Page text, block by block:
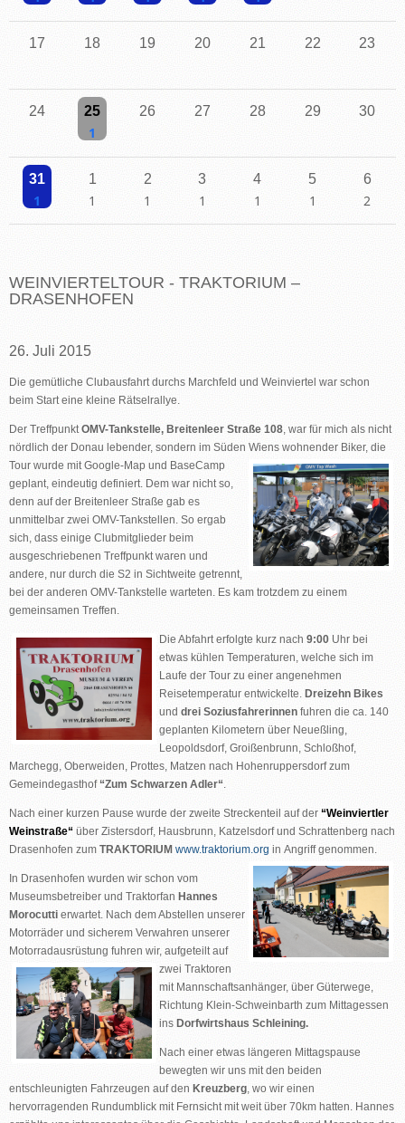
17 18 19 20 21 22 23
24 25 26 27 28 29 30
31 1 2 3 4 5 6
WEINVIERTELTOUR - TRAKTORIUM –
DRASENHOFEN
26. Juli 2015
Die gemütliche Clubausfahrt durchs Marchfeld und Weinviertel war schon
beim Start eine kleine Rätselrallye.
Der TreffpunktOMV-Tankstelle, Breitenleer Straße 108, war für mich als nicht
nördlich der Donau lebender, sondern im Süden Wiens wohnender Biker, die
Tour wurde mit Google-Map und BaseCamp
geplant, eindeutig definiert. Dem war nicht so,
denn auf der Breitenleer Straße gab es
unmittelbar zwei OMV-Tankstellen. So ergab
sich, dass einige Clubmitglieder beim
ausgeschriebenen Treffpunkt waren und
andere, nur durch die S2 in Sichtweite getrennt,
bei der anderen OMV-Tankstelle warteten. Es kam trotzdem zu einem
gemeinsamen Treffen.
Die Abfahrt erfolgte kurz nach 9:00 Uhr bei
etwas kühlen Temperaturen, welche sich im
Laufe der Tour zu einer angenehmen
Reisetemperatur entwickelte. Dreizehn Bikes
und drei Soziusfahrerinnen fuhren die ca. 140
geplanten Kilometern über Neueßling,
Leopoldsdorf, Groißenbrunn, Schloßhof,
Marchegg, Oberweiden, Prottes, Matzen nach Hohenruppersdorf zum
Gemeindegasthof“Zum Schwarzen Adler“.
Nach einer kurzen Pause wurde der zweite Streckenteil auf der “Weinviertler
Weinstraße“ über Zistersdorf, Hausbrunn, Katzelsdorf und Schrattenberg nach
Drasenhofen zum TRAKTORIUM www.traktorium.org in Angriff genommen.
In Drasenhofen wurden wir schon vom
Museumsbetreiber und Traktorfan Hannes
Morocutti erwartet. Nach dem Abstellen unserer
Motorräder und sicherem Verwahren unserer
Motorradausrüstung fuhren wir, aufgeteiltauf
zwei Traktoren
mit Mannschaftsanhänger, über Güterwege,
Richtung Klein-Schweinbarth zum Mittagessen
ins Dorfwirtshaus Schleining.
Nach einer etwas längeren Mittagspause
bewegten wir uns mit den beiden
entschleunigten Fahrzeugen auf den Kreuzberg, wo wir einen
hervorragenden Rundumblick mit Fernsicht mit weit über 70km hatten. Hannes